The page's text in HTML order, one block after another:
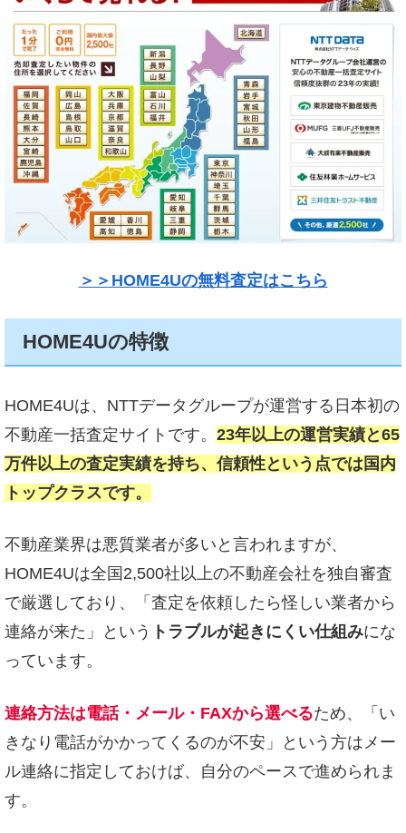
＞＞HOME4Uの無料査定はこちら
HOME4Uの特徴
HOME4Uは、NTTデータグループが運営する日本初の
不動産一括査定サイトです。 23年以上の運営実績と65
万件以上の査定実績を持ち、信頼性という点では国内
トップクラスです。
不動産業界は悪質業者が多いと言われますが、
HOME4Uは全国2,500社以上の不動産会社を独自審査
で厳選しており、「査定を依頼したら怪しい業者から
連絡が来た」という トラブルが起きにくい仕組みにな
っています。
連絡方法は電話・メール・FAXから選べるため、「い
きなり電話がかかってくるのが不安」という方はメー
ル連絡に指定しておけば、自分のペースで進められま
す。